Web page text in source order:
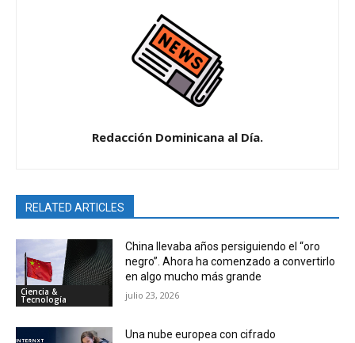
Redacción Dominicana al Día.
RELATED ARTICLES
Ciencia &
Tecnología
China llevaba años persiguiendo el “oro
negro”. Ahora ha comenzado a convertirlo
en algo mucho más grande
julio 23, 2026
Una nube europea con cifrado